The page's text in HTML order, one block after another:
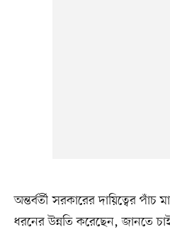
অন্তর্বর্তী সরকারের দায়িত্বের
ধরনের উন্নতি করেছেন, জানতে